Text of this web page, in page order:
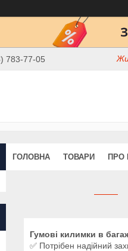
783-77-05
ГОЛОВНА ТОВАРИ ПРО
Гумові килимки в
✅ Потрібен надійний